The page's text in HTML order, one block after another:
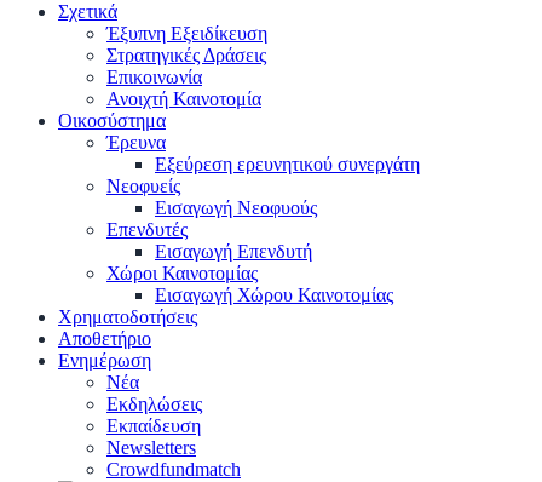
Σχετικά
Έξυπνη Εξειδίκευση
Στρατηγικές Δράσεις
Επικοινωνία
Ανοιχτή Καινοτομία
Οικοσύστημα
Έρευνα
Εξεύρεση ερευνητικού συνεργάτη
Νεοφυείς
Εισαγωγή Νεοφυούς
Επενδυτές
Εισαγωγή Επενδυτή
Χώροι Καινοτομίας
Εισαγωγή Χώρου Καινοτομίας
Χρηματοδοτήσεις
Αποθετήριο
Ενημέρωση
Νέα
Εκδηλώσεις
Εκπαίδευση
Newsletters
Crowdfundmatch